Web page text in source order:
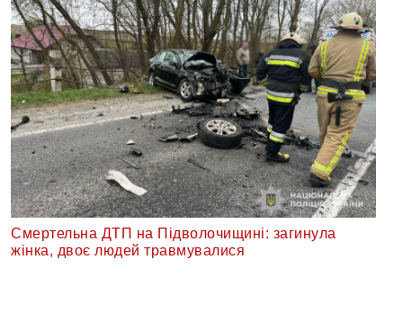
Смертельна ДТП на Підволочищині: загинула
жінка, двоє людей травмувалися